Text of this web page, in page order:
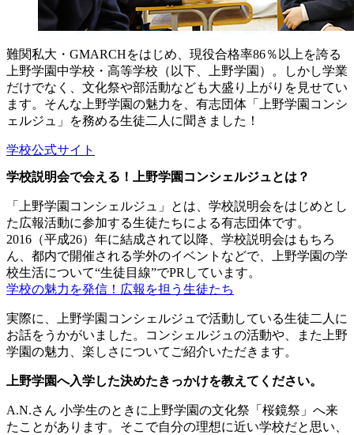
難関私大・GMARCHをはじめ、現役合格率86％以上を誇る
上野学園中学校・高等学校（以下、上野学園）。しかし学業
だけでなく、文化祭や部活動なども大盛り上がりを見せてい
ます。そんな上野学園の魅力を、有志団体「上野学園コンシ
ェルジュ」を務める生徒二人に聞きました！
学校公式サイト
学校説明会で会える！上野学園コンシェルジュとは？
「上野学園コンシェルジュ」とは、学校説明会をはじめとし
た広報活動に参加する生徒たちによる有志団体です。
2016（平成26）年に結成されて以降、学校説明会はもちろ
ん、都内で開催される学外のイベントなどで、上野学園の学
校生活について“生徒目線”でPRしています。
学校の魅力を発信！広報を担う生徒たち
実際に、上野学園コンシェルジュで活動している生徒二人に
お話をうかがいました。コンシェルジュの活動や、また上野
学園の魅力、楽しさについてご紹介いただきます。
上野学園へ入学した決めたきっかけを教えてください。
A.N.さん 小学生のときに上野学園の文化祭「桜鏡祭」へ来
たことがあります。そこで自分の理想に近い学校だと思い、